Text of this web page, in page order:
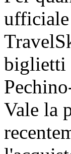
ufficiale
biglietti
Vale la